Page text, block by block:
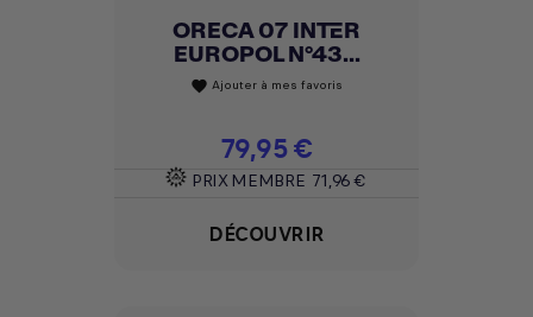
ORECA 07 INTER
EUROPOL N°43...
favorite Ajouter à mes favoris
Prix
79,95 €
PRIX MEMBRE 71,96 €
DÉCOUVRIR